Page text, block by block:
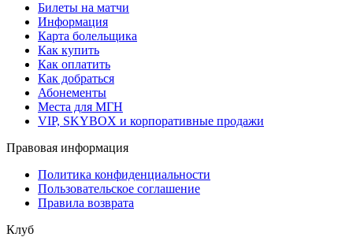
Билеты на матчи
Информация
Карта болельщика
Как купить
Как оплатить
Как добраться
Абонементы
Места для МГН
VIP, SKYBOX и корпоративные продажи
Правовая информация
Политика конфиденциальности
Пользовательское соглашение
Правила возврата
Клуб